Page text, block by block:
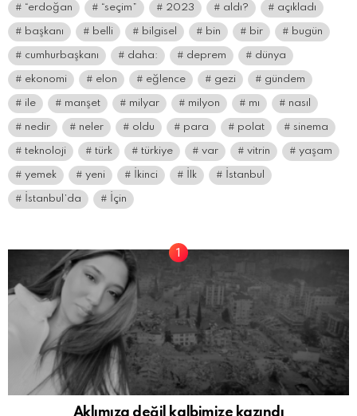
“erdoğan “seçim” 2023 aldı? açıkladı
başkanı belli bilgisel bin bir bugün
cumhurbaşkanı daha: deprem dünya
ekonomi elon eğlence gezi gündem
ile manşet milyar milyon mı nasıl
nedir neler oldu para polat sinema
teknoloji türk türkiye var vitrin yaşam
yemek yeni İkinci İlk İstanbul
İstanbul’da İçin